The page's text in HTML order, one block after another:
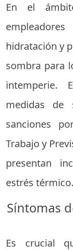
En el
hidratación y
sombra para
intemperie.
medidas de
sanciones
Trabajo y
presentan
estrés térmico.
Síntomas
Es crucial